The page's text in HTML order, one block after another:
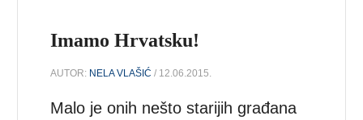
Imamo Hrvatsku!
AUTOR: NELA VLAŠIĆ / 12.06.2015.
Malo je onih nešto starijih građana